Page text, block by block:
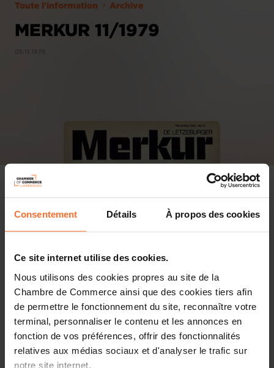
Consentement Détails À propos des cookies
Ce site internet utilise des cookies.
Nous utilisons des cookies propres au site de la
Chambre de Commerce ainsi que des cookies tiers afin
de permettre le fonctionnement du site, reconnaître votre
terminal, personnaliser le contenu et les annonces en
fonction de vos préférences, offrir des fonctionnalités
relatives aux médias sociaux et d'analyser le trafic sur
notre site internet.
Toute l'information Archive
MERKUR 11/1979